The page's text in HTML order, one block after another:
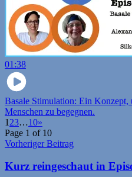
01:38
Basale Stimulation: Ein Konzept,
Menschen zu begegnen.
1 23…10»
Page 1 of 10
Beitragsnavigation
Vorheriger Beitrag
Kurz reingeschaut in